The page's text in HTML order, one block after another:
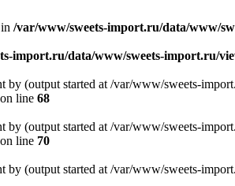
/var/www/sweets-import.ru/data/www/
import.ru/data/www/sweets-import.ru/
by (output started at /var/www/sweets-
on line 68
by (output started at /var/www/sweets-
on line 70
by (output started at /var/www/sweets-